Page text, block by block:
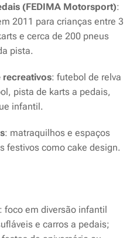
(FEDIMA Motorsport):
2011 para crianças entre 3
e cerca de 200 pneus
pista.
recreativos: futebol de relva
pista de karts a pedais,
infantil.
: matraquilhos e espaços
festivos como cake design.
: foco em diversão infantil
e carros a pedais;